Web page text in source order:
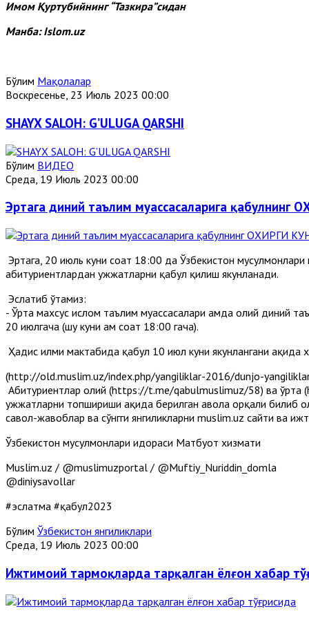
Имом Қуртубийнинг “Тазкира”сидан
Манба:Islom.uz
Бўлим Мақолалар
Воскресенье, 23 Июль 2023 00:00
SHAYX SALOH: G’ULUGA QARSHI
Бўлим ВИДЕО
Среда, 19 Июль 2023 00:00
Эртага диний таълим муассасаларига қабулнинг
Эртага, 20 июль куни соат 18:00 да Ўзбекистон
абитуриентлардан ҳужжатларни қабул қилиш якунланади.
Эслатиб ўтамиз:
- Ўрта махсус ислом таълим муассасалари ҳамда олий диний
20 июлгача (шу куни ҳам соат 18:00 гача).
Ҳадис илми мактабида қабул 10 июл куни якунлангани ҳақида
(http://old.muslim.uz/index.php/yangiliklar-2016/dunjo-
Абитуриентлар олий (https://t.me/qabulmuslimuz/58) ва ўрта
ҳужжатларни топшириши ҳақида берилган ҳавола орқали
савол-жавоблар ва сўнгги янгиликларни muslim.uz сайти ва
Ўзбекистон мусулмонлари идораси Матбуот хизмати
Muslim.uz / @muslimuzportal / @Muftiy_Nuriddin_domla
@diniysavollar
#эслатма #қабул2023
Бўлим Ўзбекистон янгиликлари
Среда, 19 Июль 2023 00:00
Ижтимоий тармоқларда тарқалган ёлғон хабар